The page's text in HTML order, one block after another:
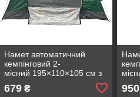
Намет автоматичний
кемпінговий 2-
місний 195×110×105 см з
679₴ 950